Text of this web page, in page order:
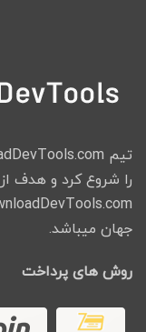
را شروع کرد و هدف
جهان میباشد.
روش های پرداخت